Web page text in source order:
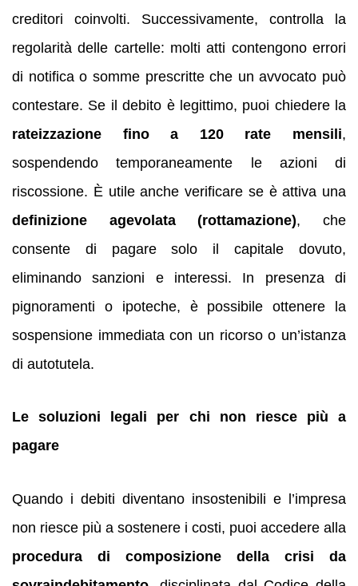
creditori coinvolti. Successivamente, controlla la
regolarità delle cartelle: molti atti contengono errori
di notifica o somme prescritte che un avvocato può
contestare. Se il debito è legittimo, puoi chiedere la
rateizzazione fino a 120 rate mensili,
sospendendo temporaneamente le azioni di
riscossione. È utile anche verificare se è attiva una
definizione agevolata (rottamazione), che
consente di pagare solo il capitale dovuto,
eliminando sanzioni e interessi. In presenza di
pignoramenti o ipoteche, è possibile ottenere la
sospensione immediata con un ricorso o un’istanza
di autotutela.
Le soluzioni legali per chi non riesce più a
pagare
Quando i debiti diventano insostenibili e l’impresa
non riesce più a sostenere i costi, puoi accedere alla
procedura di composizione della crisi da